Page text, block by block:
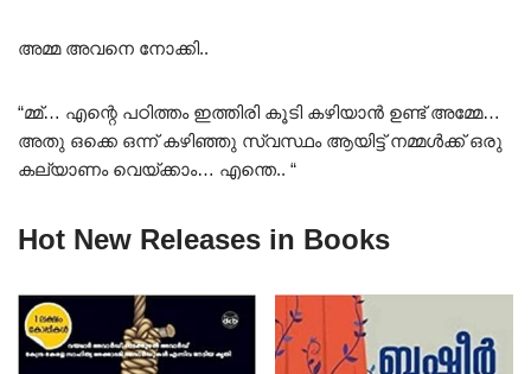
അമ്മ അവനെ നോക്കി..
“മ്മ്… എന്റെ പഠിത്തം ഇത്തിരി കൂടി കഴിയാൻ ഉണ്ട് അമ്മേ…
അതു ഒക്കെ ഒന്ന് കഴിഞ്ഞു സ്വസ്ഥം ആയിട്ട് നമ്മൾക്ക് ഒരു
കല്യാണം വെയ്ക്കാം… എന്തെ.. “
Hot New Releases in Books